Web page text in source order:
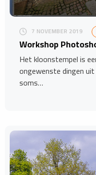
7 NOVEMBER 2019
Workshop
Het kloonstempel is
ongewenste dingen
soms…